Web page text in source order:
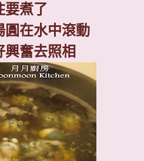
要煮了
圓在水中滾動
興奮去照相